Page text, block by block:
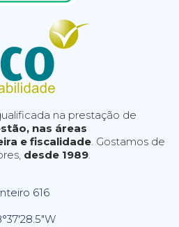
na prestação de
nas áreas
e fiscalidade. Gostamos de
desde 1989.
616